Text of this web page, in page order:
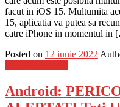
facut in iOS 15. Multumita
15, aplicatia va putea sa
catre iPhone in momentul
Posted on 12 iunie 2022
Android: